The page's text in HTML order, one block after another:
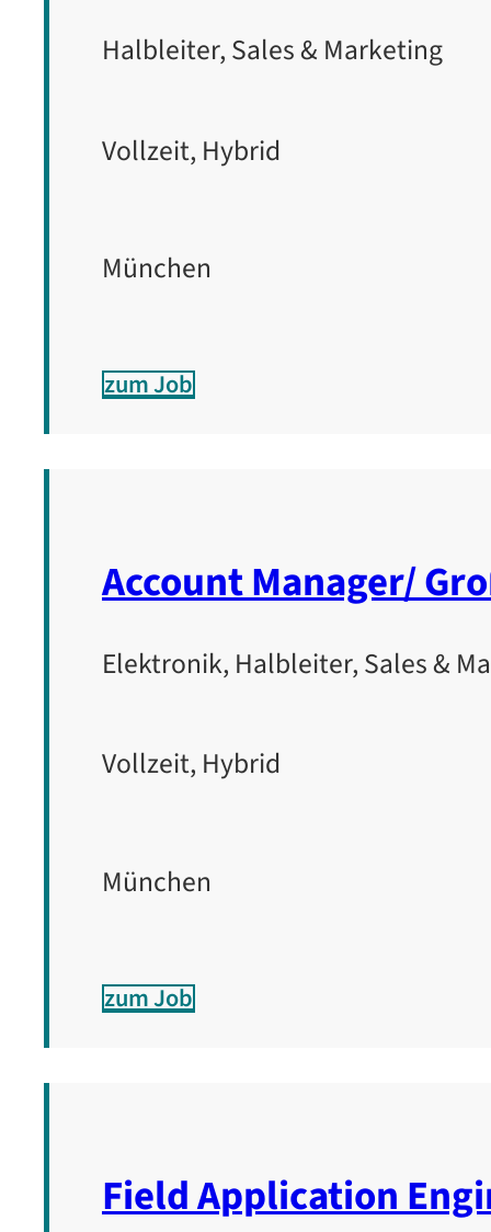
Halbleiter, Sales & Marketing
Vollzeit, Hybrid
München
zum Job
Account Manager/
Elektronik, Halbleiter, Sales &
Vollzeit, Hybrid
München
zum Job
Field Application